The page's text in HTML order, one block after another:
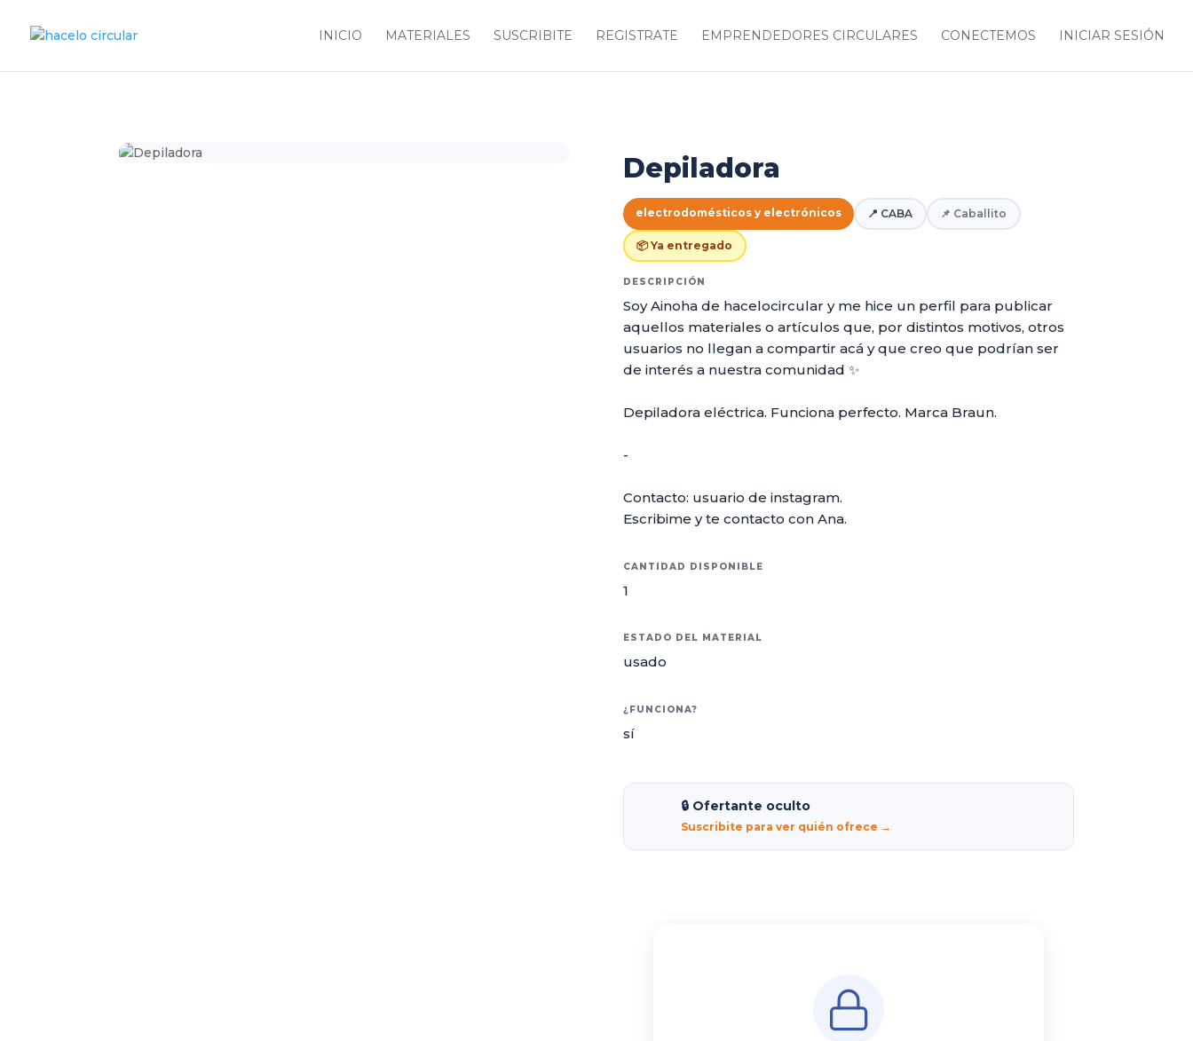
INICIO MATERIALES SUSCRIBITE REGISTRATE EMPRENDEDORES CIRCULARES CONECTEMOS INICIAR SESIÓN
Depiladora
electrodomésticos y electrónicos 📍 CABA 📌 Caballito
📦 Ya entregado
DESCRIPCIÓN
Soy Ainoha de hacelocircular y me hice un perfil para publicar
aquellos materiales o artículos que, por distintos motivos, otros
usuarios no llegan a compartir acá y que creo que podrían ser
de interés a nuestra comunidad ✨
Depiladora eléctrica. Funciona perfecto. Marca Braun.
-
Contacto: usuario de instagram.
Escribime y te contacto con Ana.
CANTIDAD DISPONIBLE
1
ESTADO DEL MATERIAL
usado
¿FUNCIONA?
sí
🔒 Ofertante oculto
Suscribite para ver quién ofrece →